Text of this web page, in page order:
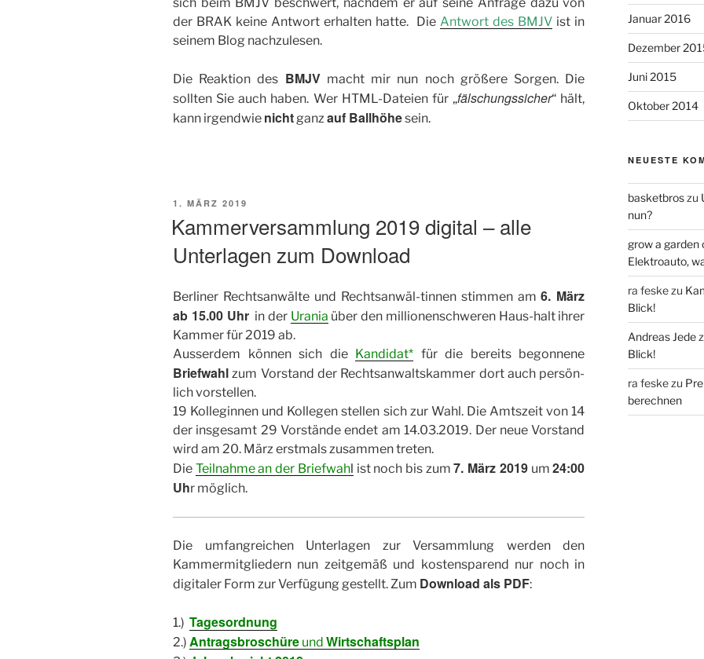
der BRAK keine Antwort erhalten hatte. DieAntwort des BMJV ist in
seinem Blog nachzulesen.
Die Reaktion des BMJVmacht mir nun noch größere Sorgen. Die
sollten Sie auch haben. Wer HTML-Dateien für „fälschungssicher“ hält,
kann irgendwie nichtganzauf Ballhöhesein.
VERÖFFENTLICHT
1. MÄRZ 2019
Kammerversammlung 2019 digital – alle
Unterlagen zum Download
Berliner Rechtsanwälte und Rechtsanwäl-tinnen stimmen am6. März
ab 15.00 Uhrin der Urania über den millionenschweren Haus-halt ihrer
Kammer für 2019 ab.
Ausserdem können sich die Kandidat* für die bereits begonnene
Briefwahl zum Vorstand der Rechtsanwaltskammer dort auch persön-
lich vorstellen.
19 Kolleginnen und Kollegen stellen sich zur Wahl. Die Amtszeit von 14
der insgesamt 29 Vorstände endet am 14.03.2019. Der neue Vorstand
wird am 20. März erstmals zusammen treten.
Die Teilnahme an der Briefwahl ist noch bis zum7. März 2019um24:00
Uhr möglich.
Die umfangreichen Unterlagen zur Versammlung werden den
Kammermitgliedern nun zeitgemäß und kostensparend nur noch in
digitaler Form zur Verfügung gestellt. Zum Download als PDF:
1.) Tagesordnung
2.) Antragsbroschüre und Wirtschaftsplan
Januar 2016
Dezember
Juni 2015
Oktober 2014
NEUESTE
basketbroszu
nun?
grow a garden
Elektroauto,
ra feskezu
Blick!
Andreas Jede
Blick!
ra feskezu
berechnen